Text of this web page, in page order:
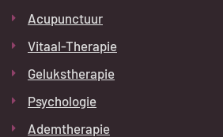
Acupunctuur
Vitaal-Therapie
Gelukstherapie
Psychologie
Ademtherapie